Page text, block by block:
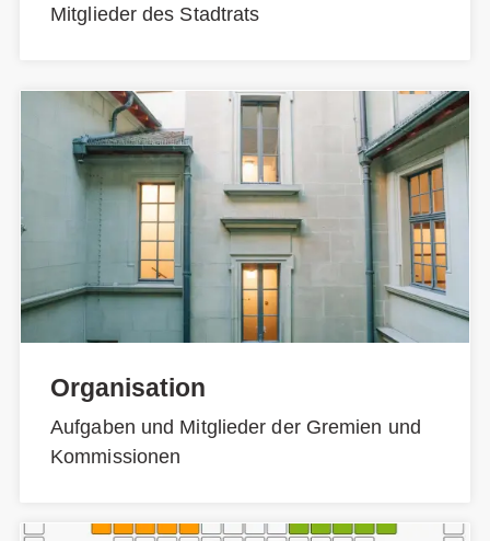
Mitglieder des Stadtrats
Organisation
Aufgaben und Mitglieder der Gremien und
Kommissionen